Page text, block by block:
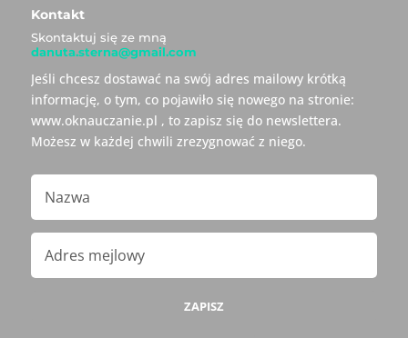
Kontakt
Skontaktuj się ze mną
danuta.sterna@gmail.com
Jeśli chcesz dostawać na swój adres mailowy krótką
informację, o tym, co pojawiło się nowego na stronie:
www.oknauczanie.pl , to zapisz się do newslettera.
Możesz w każdej chwili zrezygnować z niego.
ZAPISZ